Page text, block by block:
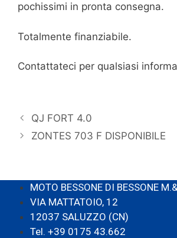
pochissimi in pronta consegna.
Totalmente finanziabile.
Contattateci per qualsiasi
QJ FORT 4.0
ZONTES 703 F DISPONIBILE
MOTO BESSONE DI BESSONE
VIA MATTATOIO, 12
12037 SALUZZO (CN)
Tel. +39 0175 43.662